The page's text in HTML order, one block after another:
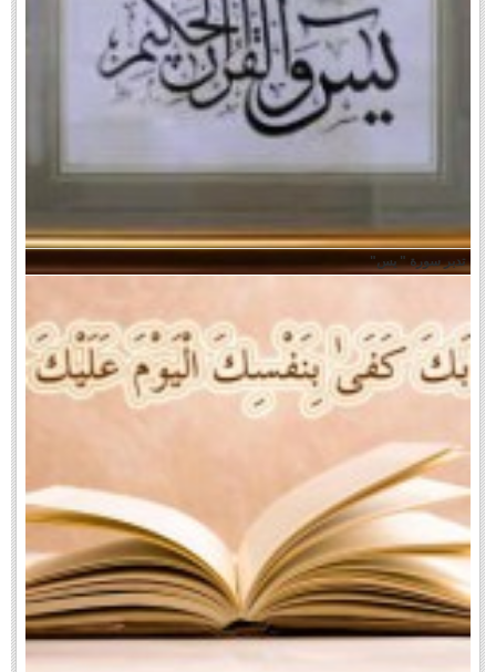
تدبر سورة " يس"